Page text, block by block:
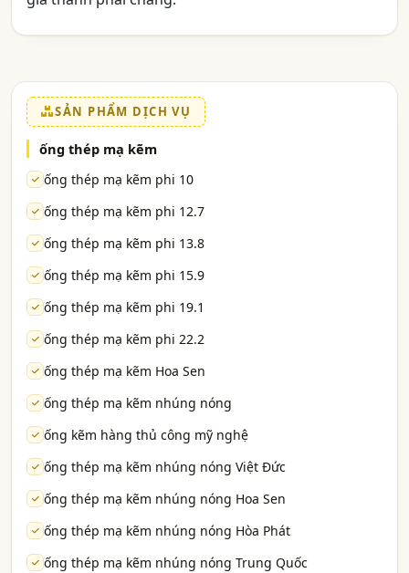
SẢN PHẨM DỊCH VỤ
ống thép mạ kẽm
ống thép mạ kẽm phi 10
ống thép mạ kẽm phi 12.7
ống thép mạ kẽm phi 13.8
ống thép mạ kẽm phi 15.9
ống thép mạ kẽm phi 19.1
ống thép mạ kẽm phi 22.2
ống thép mạ kẽm Hoa Sen
ống thép mạ kẽm nhúng nóng
ống kẽm hàng thủ công mỹ nghệ
ống thép mạ kẽm nhúng nóng Việt Đức
ống thép mạ kẽm nhúng nóng Hoa Sen
ống thép mạ kẽm nhúng nóng Hòa Phát
ống thép mạ kẽm nhúng nóng Trung Quốc